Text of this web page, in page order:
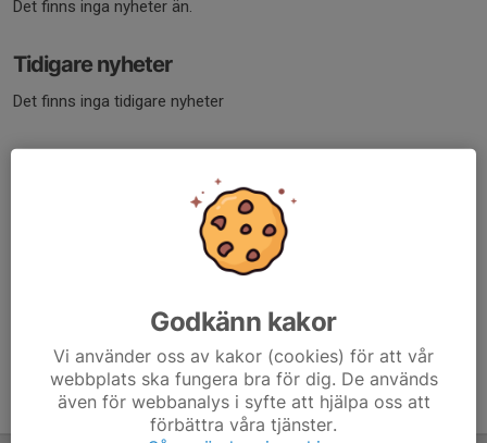
Det finns inga nyheter än.
Tidigare nyheter
Det finns inga tidigare nyheter
Godkänn kakor
Vi använder oss av kakor (cookies) för att vår
webbplats ska fungera bra för dig. De används
även för webbanalys i syfte att hjälpa oss att
förbättra våra tjänster.